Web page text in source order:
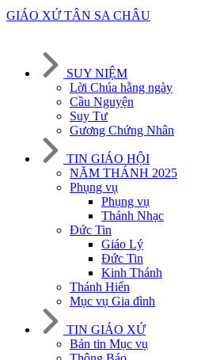
GIÁO XỨ TÂN SA CHÂU
SUY NIỆM
Lời Chúa hằng ngày
Cầu Nguyện
Suy Tư
Gương Chứng Nhân
TIN GIÁO HỘI
NĂM THÁNH 2025
Phụng vụ
Phụng vụ
Thánh Nhạc
Đức Tin
Giáo Lý
Đức Tin
Kinh Thánh
Thánh Hiến
Mục vụ Gia đình
TIN GIÁO XỨ
Bản tin Mục vụ